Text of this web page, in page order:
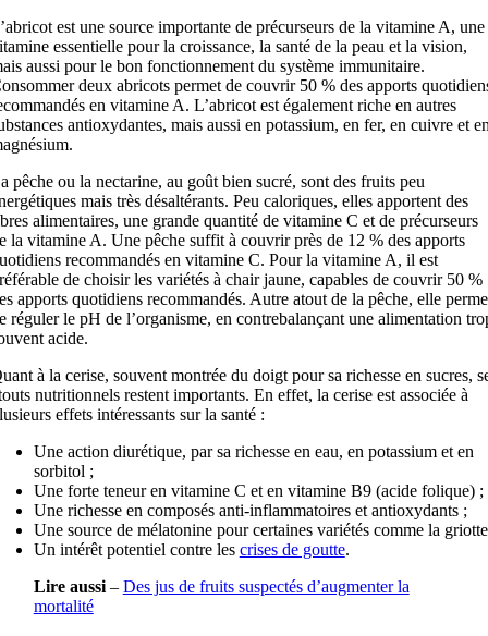
est une source importante de précurseurs de la vitamine A, une
essentielle pour la croissance, la santé de la peau et la vision,
aussi pour le bon fonctionnement du système immunitaire.
deux abricots permet de couvrir 50 % des apports
en vitamine A. L’abricot est également riche en autres
antioxydantes, mais aussi en potassium, en fer, en cuivre et
pêche ou la nectarine, au goût bien sucré, sont des fruits peu
mais très désaltérants. Peu caloriques, elles apportent des
alimentaires, une grande quantité de vitamine C et de précurseurs
la vitamine A. Une pêche suffit à couvrir près de 12 % des apports
recommandés en vitamine C. Pour la vitamine A, il est
de choisir les variétés à chair jaune, capables de couvrir 50 %
apports quotidiens recommandés. Autre atout de la pêche, elle
réguler le pH de l’organisme, en contrebalançant une alimentation
acide.
à la cerise, souvent montrée du doigt pour sa richesse en sucres,
nutritionnels restent importants. En effet, la cerise est associée à
effets intéressants sur la santé :
Une action diurétique, par sa richesse en eau, en potassium et en
sorbitol ;
Une forte teneur en vitamine C et en vitamine B9 (acide folique) ;
Une richesse en composés anti-inflammatoires et antioxydants ;
Une source de mélatonine pour certaines variétés comme la
Un intérêt potentiel contre les crises de goutte.
Lire aussi– Des jus de fruits suspectés d’augmenter la
mortalité